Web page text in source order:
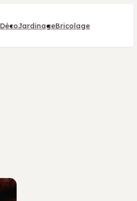
DécoJardinageBricolage